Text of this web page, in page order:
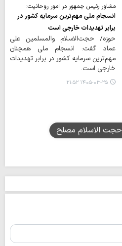
مشاور رئیس جمهور در امور روحانیت:
انسجام ملی مهم‌ترین سرمایه کشور در
برابر تهدیدات خارجی است
حوزه/ حجت‌الاسلام والمسلمین علی
عماد گفت: انسجام ملی همچنان
مهم‌ترین سرمایه کشور در برابر تهدیدات
خارجی است.
۱۴۰۵-۰۳-۲۵ ۲۱:۵۲
حجت الاسلام مصلح